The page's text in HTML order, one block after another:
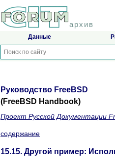
архив
Данные
Руководство FreeBSD
(FreeBSD Handbook)
Проект Русской Документации
содержание
15.15. Другой пример: